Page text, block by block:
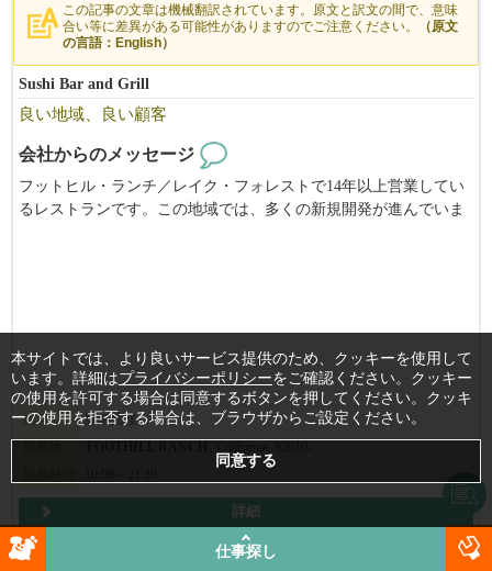
この記事の文章は機械翻訳されています。原文と訳文の間で、意味
合い等に差異がある可能性がありますのでご注意ください。
（原文
の言語：English）
Sushi Bar and Grill
良い地域、良い顧客
会社からのメッセージ
フットヒル・ランチ／レイク・フォレストで14年以上営業してい
るレストランです。この地域では、多くの新規開発が進んでいま
給与
詳細面接
詳細
JAPANESE
仕事探し
本サイトでは、より良いサービス提供のため、クッキーを使用して
います。詳細はプライバシーポリシーをご確認ください。クッキー
の使用を許可する場合は同意するボタンを押してください。クッキ
ーの使用を拒否する場合は、ブラウザからご設定ください。